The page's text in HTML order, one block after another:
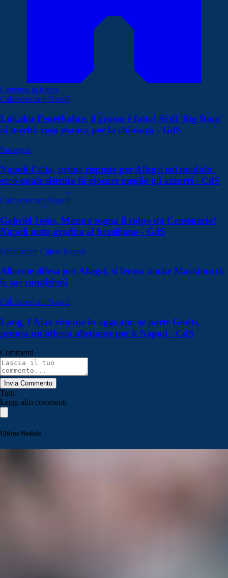
Continua la lettura
Calciomercato Napoli
Lukaku-Fenerbahce, il grosso è fatto! Sì di 'Big Rom'
ai turchi: cosa manca per la chiusura - GdS
Rassegna
Napoli-Celta, prime risposte per Allegri sul modulo:
ecco quale sistema fa giocare meglio gli azzurri - CdS
Calciomercato Napoli
Gabriel Jesus, Manna sogna il colpo da Centenario!
Napoli meta gradita al brasiliano - GdS
Ultimissime Calcio Napoli
Allarme difesa per Allegri, si ferma anche Marianucci:
le sue condizioni
Calciomercato Napoli
Lang, l'Ajax rimane in agguato: se parte Godts,
pronta un'offerta allettante per il Napoli - CdS
Commenti
Invia Commento
Tutti
Leggi altri commenti
Ultime Notizie